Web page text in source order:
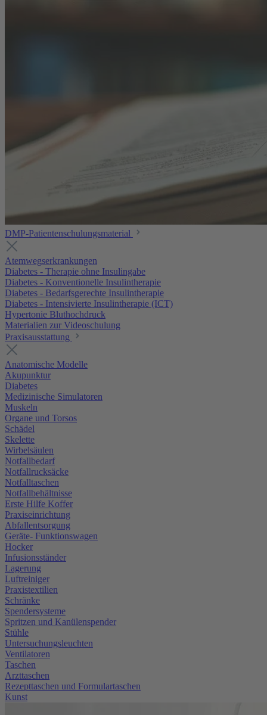
DMP-Patientenschulungsmaterial
Atemwegserkrankungen
Diabetes - Therapie ohne Insulingabe
Diabetes - Konventionelle Insulintherapie
Diabetes - Bedarfsgerechte Insulintherapie
Diabetes - Intensivierte Insulintherapie (ICT)
Hypertonie Bluthochdruck
Materialien zur Videoschulung
Praxisausstattung
Anatomische Modelle
Akupunktur
Diabetes
Medizinische Simulatoren
Muskeln
Organe und Torsos
Schädel
Skelette
Wirbelsäulen
Notfallbedarf
Notfallrucksäcke
Notfalltaschen
Notfallbehältnisse
Erste Hilfe Koffer
Praxiseinrichtung
Abfallentsorgung
Geräte- Funktionswagen
Hocker
Infusionsständer
Lagerung
Luftreiniger
Praxistextilien
Schränke
Spendersysteme
Spritzen und Kanülenspender
Stühle
Untersuchungsleuchten
Ventilatoren
Taschen
Arzttaschen
Rezepttaschen und Formulartaschen
Kunst